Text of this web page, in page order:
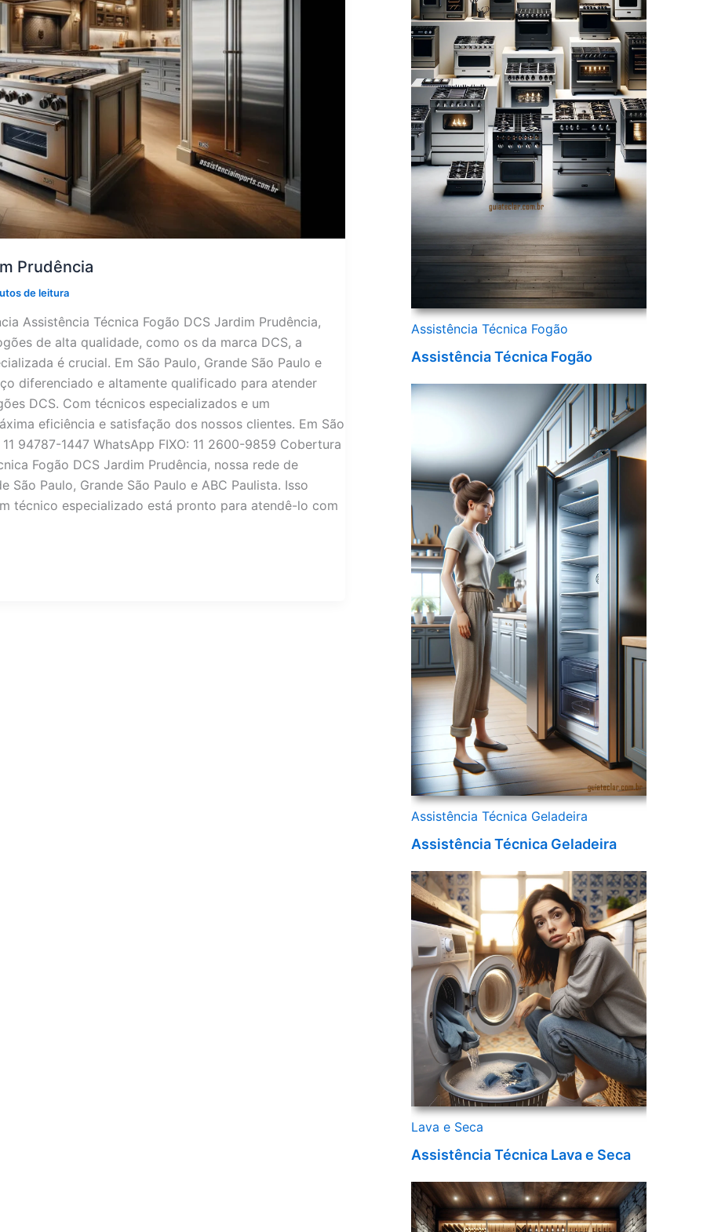
Prudência
de leitura
Assistência Técnica Fogão DCS Jardim Prudência,
de alta qualidade, como os da marca DCS, a
é crucial. Em São Paulo, Grande São Paulo e
diferenciado e altamente qualificado para atender
DCS. Com técnicos especializados e um
eficiência e satisfação dos nossos clientes. Em São
94787-1447 WhatsApp FIXO: 11 2600-9859 Cobertura
Fogão DCS Jardim Prudência, nossa rede de
Paulo, Grande São Paulo e ABC Paulista. Isso
técnico especializado está pronto para atendê-lo com
Assistência Técnica Fogão
Assistência Técnica Fogão
Assistência Técnica Geladeira
Assistência Técnica Geladeira
Lava e Seca
Assistência Técnica Lava e Seca